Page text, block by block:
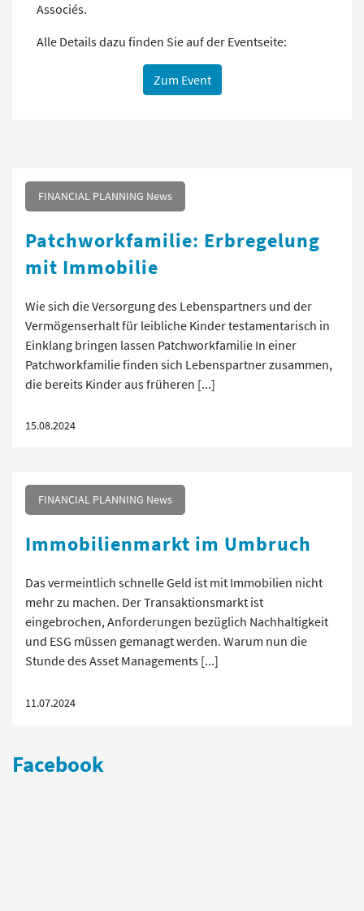
Associés.
Alle Details dazu finden Sie auf der Eventseite:
Zum Event
FINANCIAL PLANNING News
Patchworkfamilie: Erbregelung
mit Immobilie
Wie sich die Versorgung des Lebenspartners und der
Vermögenserhalt für leibliche Kinder testamentarisch in
Einklang bringen lassen Patchworkfamilie In einer
Patchworkfamilie finden sich Lebenspartner zusammen,
die bereits Kinder aus früheren [...]
15.08.2024
FINANCIAL PLANNING News
Immobilienmarkt im Umbruch
Das vermeintlich schnelle Geld ist mit Immobilien nicht
mehr zu machen. Der Transaktionsmarkt ist
eingebrochen, Anforderungen bezüglich Nachhaltigkeit
und ESG müssen gemanagt werden. Warum nun die
Stunde des Asset Managements [...]
11.07.2024
Facebook